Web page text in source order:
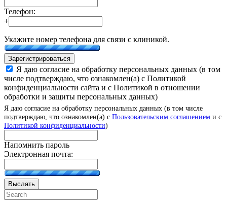
Телефон:
+
Укажите номер телефона для связи с клиникой.
Зарегистрироваться
Я даю согласие на обработку персональных данных (в том
числе подтверждаю, что ознакомлен(а) с Политикой
конфиденциальности сайта и с Политикой в отношении
обработки и защиты персональных данных)
Я даю согласие на обработку персональных данных (в том числе
подтверждаю, что ознакомлен(а) с Пользовательским соглашением и с
Политикой конфиденциальности)
Напомнить пароль
Электронная почта:
Выслать